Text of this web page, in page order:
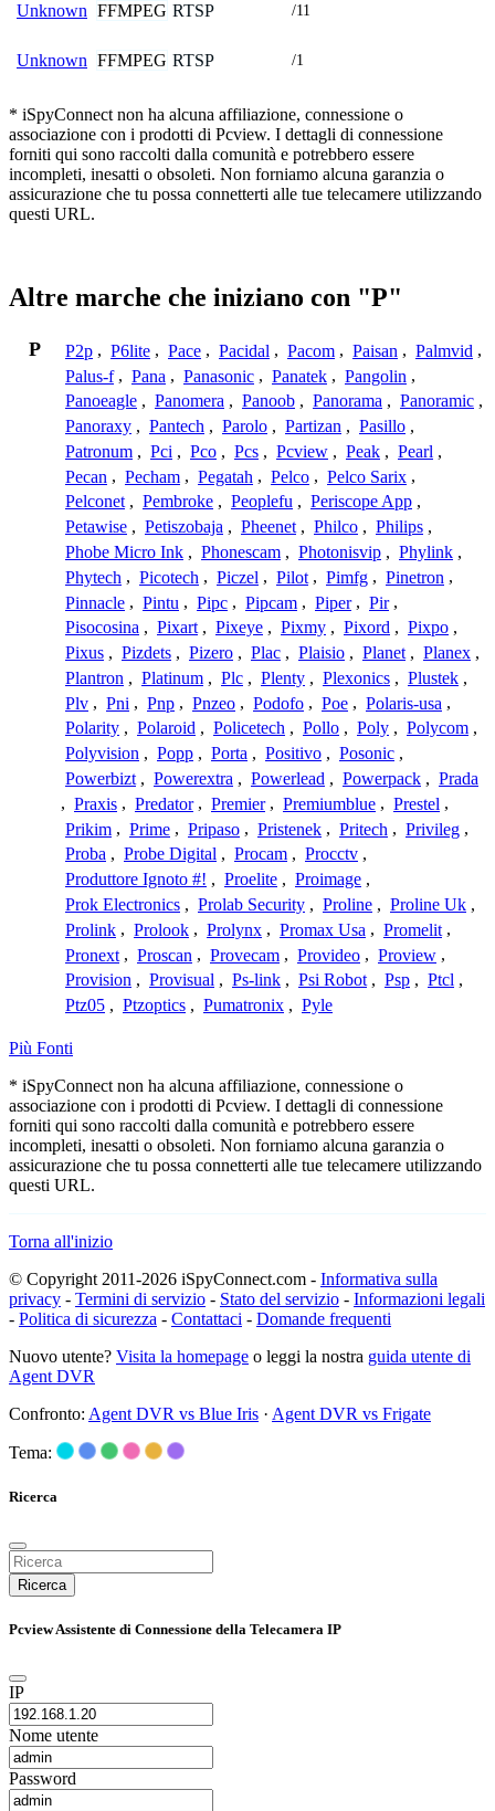
Unknown FFMPEG RTSP /11
Unknown FFMPEG RTSP /1
* iSpyConnect non ha alcuna affiliazione, connessione o
associazione con i prodotti di Pcview. I dettagli di connessione
forniti qui sono raccolti dalla comunità e potrebbero essere
incompleti, inesatti o obsoleti. Non forniamo alcuna garanzia o
assicurazione che tu possa connetterti alle tue telecamere utilizzando
questi URL.
Altre marche che iniziano con "P"
P P2p , P6lite , Pace , Pacidal , Pacom , Paisan , Palmvid ,
Palus-f , Pana , Panasonic , Panatek , Pangolin ,
Panoeagle , Panomera , Panoob , Panorama , Panoramic ,
Panoraxy , Pantech , Parolo , Partizan , Pasillo ,
Patronum , Pci , Pco , Pcs , Pcview , Peak , Pearl ,
Pecan , Pecham , Pegatah , Pelco , Pelco Sarix ,
Pelconet , Pembroke , Peoplefu , Periscope App ,
Petawise , Petiszobaja , Pheenet , Philco , Philips ,
Phobe Micro Ink , Phonescam , Photonisvip , Phylink ,
Phytech , Picotech , Piczel , Pilot , Pimfg , Pinetron ,
Pinnacle , Pintu , Pipc , Pipcam , Piper , Pir ,
Pisocosina , Pixart , Pixeye , Pixmy , Pixord , Pixpo ,
Pixus , Pizdets , Pizero , Plac , Plaisio , Planet , Planex ,
Plantron , Platinum , Plc , Plenty , Plexonics , Plustek ,
Plv , Pni , Pnp , Pnzeo , Podofo , Poe , Polaris-usa ,
Polarity , Polaroid , Policetech , Pollo , Poly , Polycom ,
Polyvision , Popp , Porta , Positivo , Posonic ,
Powerbizt , Powerextra , Powerlead , Powerpack , Prada
, Praxis , Predator , Premier , Premiumblue , Prestel ,
Prikim , Prime , Pripaso , Pristenek , Pritech , Privileg ,
Proba , Probe Digital , Procam , Procctv ,
Produttore Ignoto #! , Proelite , Proimage ,
Prok Electronics , Prolab Security , Proline , Proline Uk ,
Prolink , Prolook , Prolynx , Promax Usa , Promelit ,
Pronext , Proscan , Provecam , Provideo , Proview ,
Provision , Provisual , Ps-link , Psi Robot , Psp , Ptcl ,
Ptz05 , Ptzoptics , Pumatronix , Pyle
Più Fonti
* iSpyConnect non ha alcuna affiliazione, connessione o
associazione con i prodotti di Pcview. I dettagli di connessione
forniti qui sono raccolti dalla comunità e potrebbero essere
incompleti, inesatti o obsoleti. Non forniamo alcuna garanzia o
assicurazione che tu possa connetterti alle tue telecamere utilizzando
questi URL.
Torna all'inizio
© Copyright 2011-2026 iSpyConnect.com - Informativa sulla
privacy - Termini di servizio - Stato del servizio - Informazioni legali
- Politica di sicurezza - Contattaci - Domande frequenti
Nuovo utente? Visita la homepage o leggi la nostra guida utente di
Agent DVR
Confronto: Agent DVR vs Blue Iris · Agent DVR vs Frigate
Tema:
Ricerca
Ricerca
Pcview Assistente di Connessione della Telecamera IP
IP
Nome utente
Password